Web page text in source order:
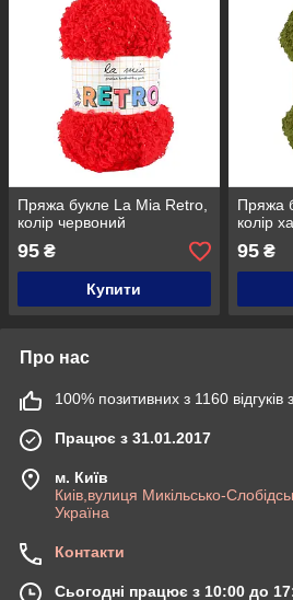
Пряжа букле La Mia Retro,
колір червоний
95 ₴
Купити
Пряжа
колір
95₴
Про нас
100% позитивних з 1160 відгуків
Працює з 31.01.2017
м. Київ
Киів,вулиця Микільсько-
Україна
Контакти
Сьогодні працює з 10:00 до